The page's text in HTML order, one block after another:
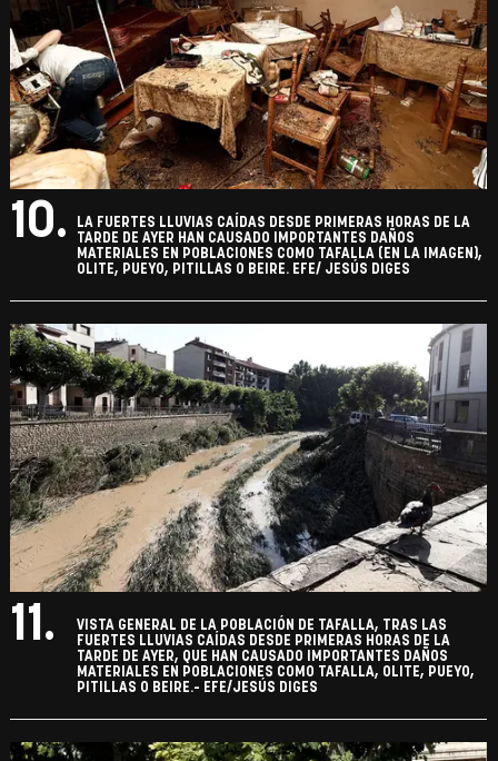
10.
LA FUERTES LLUVIAS CAÍDAS DESDE PRIMERAS HORAS DE LA
TARDE DE AYER HAN CAUSADO IMPORTANTES DAÑOS
MATERIALES EN POBLACIONES COMO TAFALLA (EN LA IMAGEN),
OLITE, PUEYO, PITILLAS O BEIRE. EFE/ JESÚS DIGES
11.
VISTA GENERAL DE LA POBLACIÓN DE TAFALLA, TRAS LAS
FUERTES LLUVIAS CAÍDAS DESDE PRIMERAS HORAS DE LA
TARDE DE AYER, QUE HAN CAUSADO IMPORTANTES DAÑOS
MATERIALES EN POBLACIONES COMO TAFALLA, OLITE, PUEYO,
PITILLAS O BEIRE.- EFE/JESÚS DIGES